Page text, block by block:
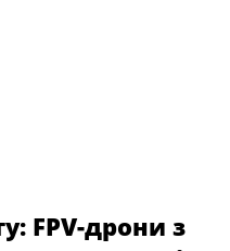
FPV-дрони з